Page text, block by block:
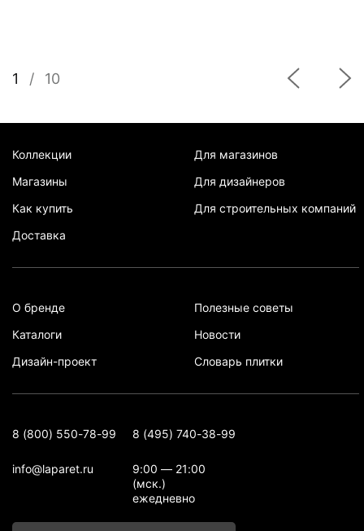
1 / 10
Коллекции
Магазины
Как купить
Доставка
Для магазинов
Для дизайнеров
Для строительных компаний
О бренде
Каталоги
Дизайн-проект
Полезные советы
Новости
Словарь плитки
8 (800) 550-78-99 8 (495) 740-38-99
info@laparet.ru
9:00 — 21:00
(мск.)
ежедневно